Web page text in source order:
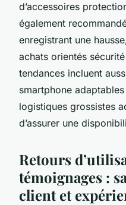
d’accessoires
également
enregistrant une
achats orientés
tendances incluent
smartphone
logistiques grossistes
d’assurer une
Retours
témoignages :
client et